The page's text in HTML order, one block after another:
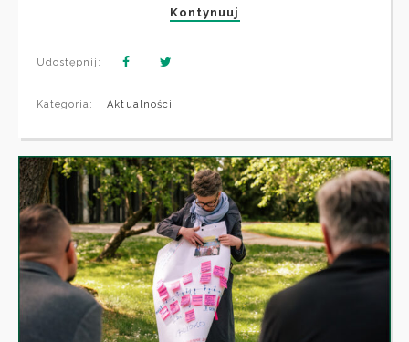
Kontynuuj
Udostępnij:
Kategoria: Aktualności